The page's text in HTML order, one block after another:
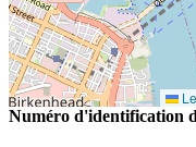
Numéro d'identification